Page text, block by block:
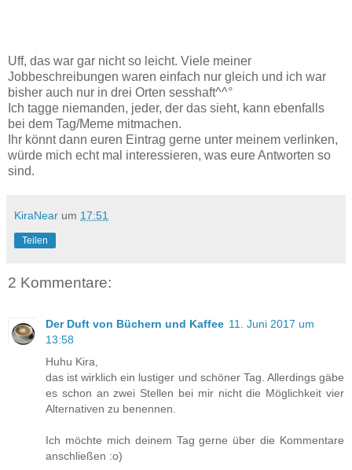
Uff, das war gar nicht so leicht. Viele meiner
Jobbeschreibungen waren einfach nur gleich und ich war
bisher auch nur in drei Orten sesshaft^^°
Ich tagge niemanden, jeder, der das sieht, kann ebenfalls
bei dem Tag/Meme mitmachen.
Ihr könnt dann euren Eintrag gerne unter meinem verlinken,
würde mich echt mal interessieren, was eure Antworten so
sind.
KiraNear um 17:51
Teilen
2 Kommentare:
Der Duft von Büchern und Kaffee 11. Juni 2017 um
13:58
Huhu Kira,
das ist wirklich ein lustiger und schöner Tag. Allerdings gäbe
es schon an zwei Stellen bei mir nicht die Möglichkeit vier
Alternativen zu benennen.
Ich möchte mich deinem Tag gerne über die Kommentare
anschließen :o)